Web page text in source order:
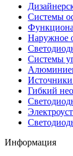
Системы
Наружное
Системы
Гибкий
Информация